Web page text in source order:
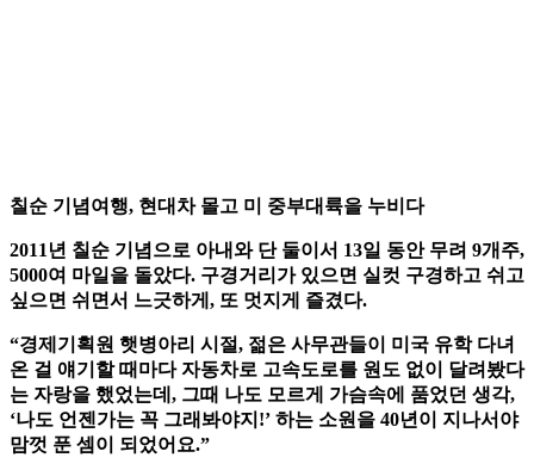
칠순 기념여행, 현대차 몰고 미 중부대륙을 누비다
2011년 칠순 기념으로 아내와 단 둘이서 13일 동안 무려 9개주,
5000여 마일을 돌았다. 구경거리가 있으면 실컷 구경하고 쉬고
싶으면 쉬면서 느긋하게, 또 멋지게 즐겼다.
“경제기획원 햇병아리 시절, 젊은 사무관들이 미국 유학 다녀
온 걸 얘기할 때마다 자동차로 고속도로를 원도 없이 달려봤다
는 자랑을 했었는데, 그때 나도 모르게 가슴속에 품었던 생각,
‘나도 언젠가는 꼭 그래봐야지!’ 하는 소원을 40년이 지나서야
맘껏 푼 셈이 되었어요.”